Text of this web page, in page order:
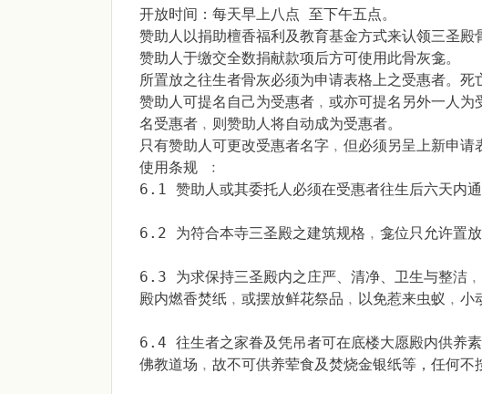
开放时间：每天早上八点 至下午五点。
赞助人以捐助檀香福利及教育基金方式来认领三圣
赞助人于缴交全数捐献款项后方可使用此骨灰龛。
所置放之往生者骨灰必须为申请表格上之受惠者。死
赞助人可提名自己为受惠者﹐或亦可提名另外一
名受惠者﹐则赞助人将自动成为受惠者。
只有赞助人可更改受惠者名字﹐但必须另呈上新申请
使用条规 ﹕
6.1 赞助人或其委托人必须在受惠者往生后六天内
6.2 为符合本寺三圣殿之建筑规格﹐龛位只允许置
6.3 为求保持三圣殿内之庄严、清净、卫生与整洁
殿内燃香焚纸﹐或摆放鲜花祭品﹐以免惹来虫蚁﹐小
6.4 往生者之家眷及凭吊者可在底楼大愿殿内供养
佛教道场﹐故不可供养荤食及焚烧金银纸等，任何不